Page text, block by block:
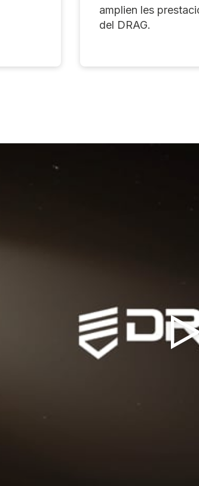
amplien les
del DRAG.